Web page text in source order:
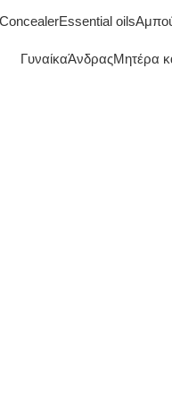
ConcealerEssential oils
ΓυναίκαΆνδραςΜητέρα